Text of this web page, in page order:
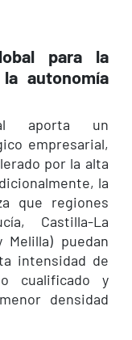
para la
autonomía
aporta un
empresarial,
por la alta
la
que regiones
Castilla-La
Melilla) puedan
intensidad de
cualificado y
densidad